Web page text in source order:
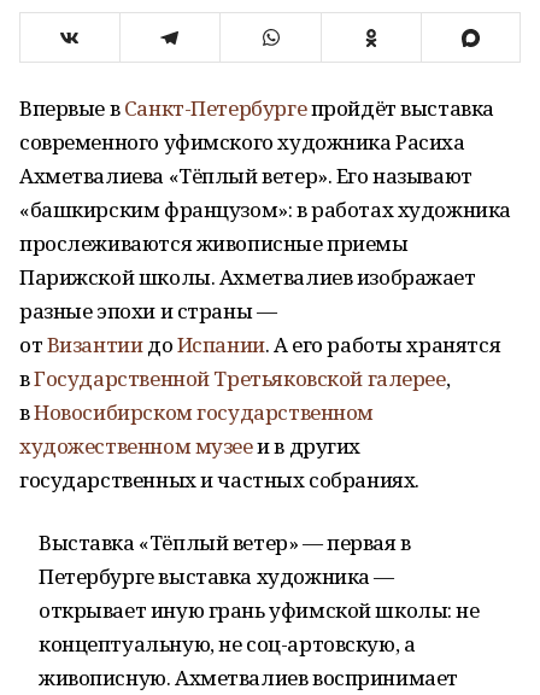
Впервые вСанкт-Петербургепройдёт выставка
современного уфимского художника Расиха
Ахметвалиева «Тёплый ветер». Его называют
«башкирским французом»: в работах художника
прослеживаются живописные приемы
Парижской школы. Ахметвалиев изображает
разные эпохи и страны —
отВизантиидоИспании. А его работы хранятся
вГосударственной Третьяковской галерее,
вНовосибирском государственном
художественном музееи в других
государственных и частных собраниях.
Выставка «Тёплый ветер» — первая в
Петербурге выставка художника —
открывает иную грань уфимской школы: не
концептуальную, не соц-артовскую, а
живописную. Ахметвалиев воспринимает